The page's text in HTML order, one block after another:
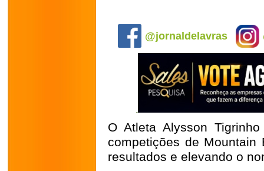
@jornaldelavras
O Atleta Alysson
competições de Mountain
resultados e elevando o